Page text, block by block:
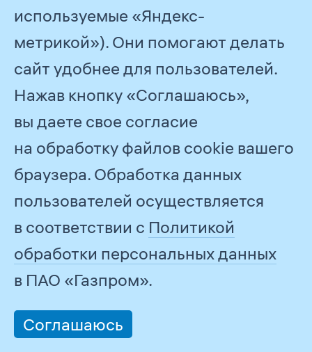
спортивная инфраструктура: были
построены спортивно-концертный
комплекс, бассейн, дворец спорта,
стадион. Затраты компании
на поддержку детско-юношеского
спорта и пропаганду здорового
образа жизни ежегодно составляют
более 200 млн рублей.
Отдельное и чрезвычайно важное
для города направление
нефтехим Салавата — проведение
используемые «Яндекс-
метрикой»). Они помогают делать
сайт удобнее для пользователей.
Нажав кнопку «Соглашаюсь»,
вы даете свое согласие
на обработку файлов cookie вашего
браузера. Обработка данных
пользователей осуществляется
в соответствии с Политикой
обработки персональных данных
в ПАО «Газпром».
Соглашаюсь